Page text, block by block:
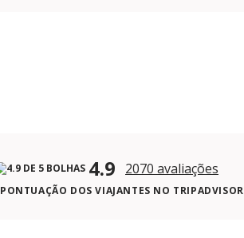
4.9 2070 avaliações
PONTUAÇÃO DOS VIAJANTES NO TRIPADVISOR